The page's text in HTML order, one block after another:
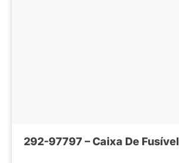
292-97797 – Caixa De Fusível